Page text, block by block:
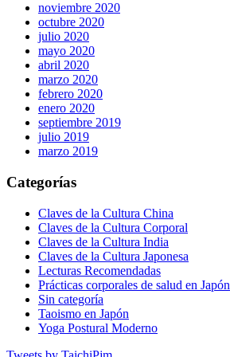
noviembre 2020
octubre 2020
julio 2020
mayo 2020
abril 2020
marzo 2020
febrero 2020
enero 2020
septiembre 2019
julio 2019
marzo 2019
Categorías
Claves de la Cultura China
Claves de la Cultura Corporal
Claves de la Cultura India
Claves de la Cultura Japonesa
Lecturas Recomendadas
Prácticas corporales de salud en Japón
Sin categoría
Taoismo en Japón
Yoga Postural Moderno